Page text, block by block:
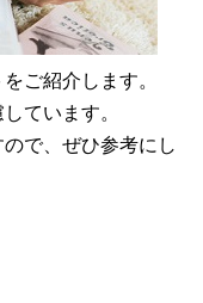
ご紹介します。
ています。
で、ぜひ参考にし